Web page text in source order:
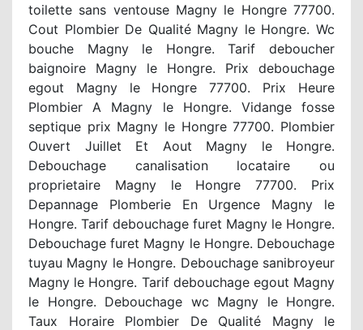
toilette sans ventouse Magny le Hongre 77700.
Cout Plombier De Qualité Magny le Hongre. Wc
bouche Magny le Hongre. Tarif deboucher
baignoire Magny le Hongre. Prix debouchage
egout Magny le Hongre 77700. Prix Heure
Plombier A Magny le Hongre. Vidange fosse
septique prix Magny le Hongre 77700. Plombier
Ouvert Juillet Et Aout Magny le Hongre.
Debouchage canalisation locataire ou
proprietaire Magny le Hongre 77700. Prix
Depannage Plomberie En Urgence Magny le
Hongre. Tarif debouchage furet Magny le Hongre.
Debouchage furet Magny le Hongre. Debouchage
tuyau Magny le Hongre. Debouchage sanibroyeur
Magny le Hongre. Tarif debouchage egout Magny
le Hongre. Debouchage wc Magny le Hongre.
Taux Horaire Plombier De Qualité Magny le